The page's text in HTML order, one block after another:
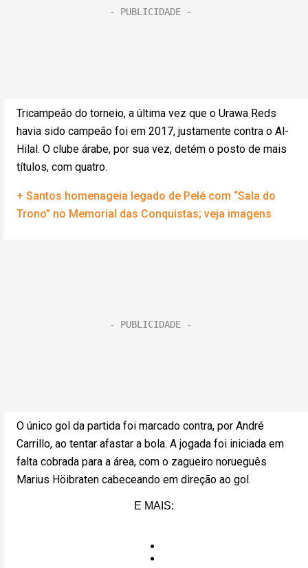
Tricampeão do torneio, a última vez que o Urawa Reds
havia sido campeão foi em 2017, justamente contra o Al-
Hilal. O clube árabe, por sua vez, detém o posto de mais
títulos, com quatro.
+ Santos homenageia legado de Pelé com “Sala do
Trono” no Memorial das Conquistas; veja imagens
O único gol da partida foi marcado contra, por André
Carrillo, ao tentar afastar a bola. A jogada foi iniciada em
falta cobrada para a área, com o zagueiro norueguês
Marius Höibraten cabeceando em direção ao gol.
E MAIS: